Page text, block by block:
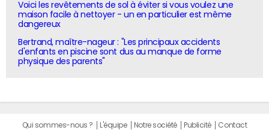
Voici les revêtements de sol à éviter si vous voulez une
maison facile à nettoyer - un en particulier est même
dangereux
Bertrand, maître-nageur : "Les principaux accidents
d'enfants en piscine sont dus au manque de forme
physique des parents"
Qui sommes-nous ? L'équipe Notre société Publicité
Contact